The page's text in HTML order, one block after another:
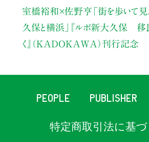
室橋裕和×佐野亨 「街を歩いて
久保と横浜」
『ルポ新大久保 移
く』（KADOKAWA）刊行記念
PEOPLE PUBLISHER
特定商取引法に基